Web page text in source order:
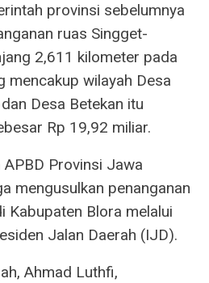
provinsi sebelumnya
ruas Singget-
2,611 kilometer pada
mencakup wilayah Desa
Desa Betekan itu
Rp 19,92 miliar.
APBD Provinsi Jawa
mengusulkan penanganan
Kabupaten Blora melalui
Jalan Daerah (IJD).
Ahmad Luthfi,